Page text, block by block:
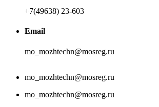
+7(49638) 23-603
Email
mo_mozhtechn@mosreg.ru
mo_mozhtechn@mosreg.ru
mo_mozhtechn@mosreg.ru